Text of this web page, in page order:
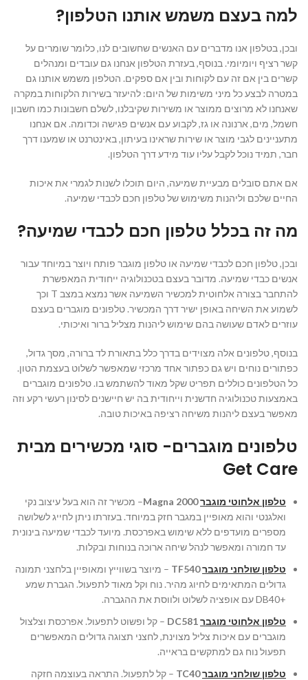
למה בעצם משמש אותנו הטלפון?
ובכן, בטלפון אנו מדברים עם האנשים שחשובים לנו, כלומר שומרים על
קשר רציף ויומיומי. בנוסף, בעזרת הטלפון אנחנו גם עובדים ומנהלים
קשרים בין אם זה עם לקוחות ובין אם ספקים. הטלפון משמש אותנו גם
במטרה לבצע כל מיני משימות של היום: להיעזר בשירות הלקוחות במקרה
שאנחנו לא מרוצים ממוצר או משירות שקיבלנו, לשלם חשבונות כמו חשבון
חשמל, מים, ארנונה או גז, לקבוע עם אנשים פגישה וכדומה. אם אנחנו
מתעניינים לגבי מוצר או שירות שראינו בעיתון, באינטרנט או שמענו דרך
חבר, תמיד נוכל לקבל עליו עוד מידע דרך הטלפון.
אם אתם סובלים מבעיית שמיעה, היום תוכלו לשנות לגמרי את איכות
החיים שלכם וליהנות משימוש של טלפון חכם לכבדי שמיעה.
מה זה בכלל טלפון חכם לכבדי שמיעה?
ובכן, טלפון חכם לכבדי שמיעה או טלפון מוגבר פותח ויוצר במיוחד עבור
אנשים כבדי שמיעה. מדובר בעצם בטכנולוגיה ייחודית המאפשרת
להתחבר בצורה אלחוטית למכשיר השמיעה אשר נמצא במצב T וכך
לשמוע את השיחה באופן ישיר דרך המכשיר. טלפונים מוגברים בעצם
עוזרים לאדם שעושה בהם שימוש ליהנות מצליל ברור ואיכותי.
בנוסף, טלפונים אלה מצוידים בדרך כלל בתאורת לד ברורה, מסך גדול,
כפתורים נוחים ויש גם כפתור אחד מרכזי שמאפשר לשלוט בעצמת הטון.
כל הטלפונים כוללים תפריט שקל מאוד להשתמש בו. טלפונים מוגברים
באמצעות טכנולוגיה חדשנית וייחודית בה יש חיישנים לסינון רעשי רקע וזה
מאפשר בעצם ליהנות משיחה רציפה באיכות טובה.
טלפונים מוגברים- סוגי מכשירים מבית
Get Care
טלפון אלחוטי מוגברMagna 2000
– מכשיר זה הוא בעל עיצוב נקי
ואלגנטי והוא מאופיין במגבר חזק במיוחד. בעזרתו ניתן לחייג לשלושה
מספרים מועדפים ללא שימוש באפרכסת. מיועד לכבדי שמיעה בינונית
עד חמורה ומאפשר לנהל שיחה ארוכה בנוחות ובקלות.
טלפון שולחני מוגברTF540
– מיוצר בשווייץ ומאופיין בלחצני תמונה
גדולים המתאימים לחיוג מהיר. נוח וקל מאוד לתפעול. הגברת שמע
+DB40 עם אופציה לשלוט ולווסת את ההגברה.
טלפון אלחוטי מוגבר
– קל ופשוט לתפעול. אפרכסת וצלצול
מוגברים עם איכות צליל מצוינת, לחצני תצוגה גדולים המאפשרים
תפעול נוח גם למתקשים בראייה.
טלפון שולחני מוגברTC40
– קל לתפעול. התראה בעוצמה חזקה